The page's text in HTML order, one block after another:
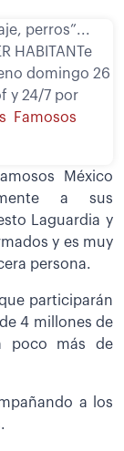
perros”...
HABITANTe
domingo 26
y 24/7 por
Famosos
México
a sus
Laguardia y
y es muy
persona.
participarán
4 millones de
poco más de
a los